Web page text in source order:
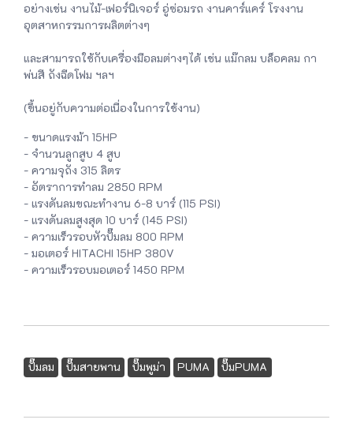
อย่างเช่น งานไม้-เฟอร์นิเจอร์ อู่ซ่อมรถ งานคาร์แคร์ โรงงาน
อุตสาหกรรมการผลิตต่างๆ
และสามารถใช้กับเครื่องมือลมต่างๆได้ เช่น แม๊กลม บล็อคลม กา
พ่นสี ถังฉีดโฟม ฯลฯ
(ขึ้นอยู่กับความต่อเนื่องในการใช้งาน)
- ขนาดแรงม้า 15HP
- จำนวนลูกสูบ 4 สูบ
- ความจุถัง 315 ลิตร
- อัตราการทำลม 2850 RPM
- แรงดันลมขณะทำงาน 6-8 บาร์ (115 PSI)
- แรงดันลมสูงสุด 10 บาร์ (145 PSI)
- ความเร็วรอบหัวปั๊มลม 800 RPM
- มอเตอร์ HITACHI 15HP 380V
- ความเร็วรอบมอเตอร์ 1450 RPM
ปั๊มลม ปั๊มสายพาน ปั๊มพูม่า PUMA ปั๊มPUMA